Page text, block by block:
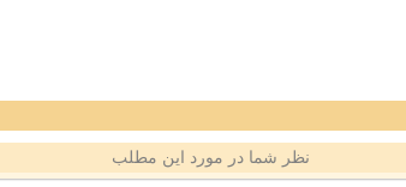
نظر شما در مورد این مطلب